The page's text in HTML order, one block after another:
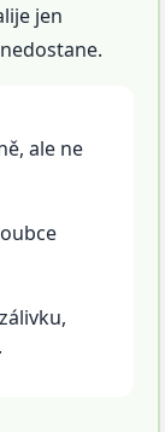
jen
ale ne